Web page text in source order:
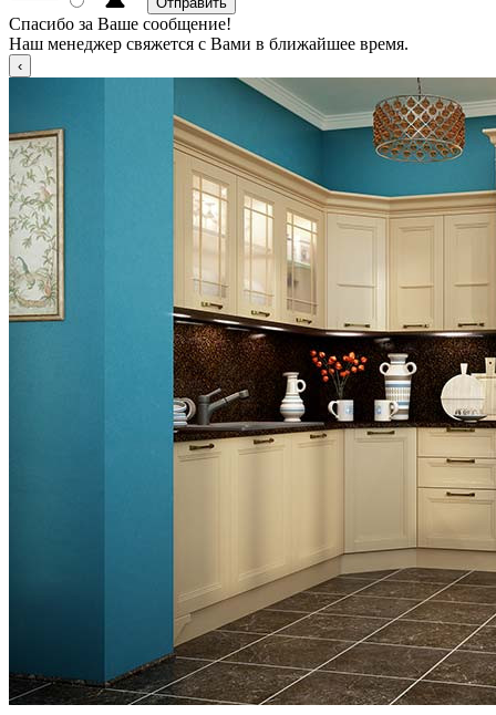
Спасибо за Ваше сообщение!
Наш менеджер свяжется с Вами в ближайшее время.